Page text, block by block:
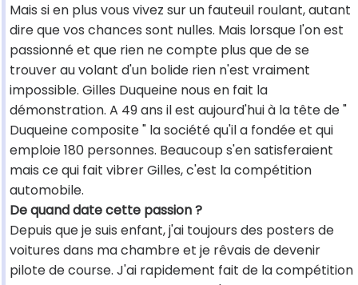
Mais si en plus vous vivez sur un fauteuil roulant, autant
dire que vos chances sont nulles. Mais lorsque l'on est
passionné et que rien ne compte plus que de se
trouver au volant d'un bolide rien n'est vraiment
impossible. Gilles Duqueine nous en fait la
démonstration. A 49 ans il est aujourd'hui à la tête de "
Duqueine composite " la société qu'il a fondée et qui
emploie 180 personnes. Beaucoup s'en satisferaient
mais ce qui fait vibrer Gilles, c'est la compétition
automobile.
De quand date cette passion ?
Depuis que je suis enfant, j'ai toujours des posters de
voitures dans ma chambre et je rêvais de devenir
pilote de course. J'ai rapidement fait de la compétition